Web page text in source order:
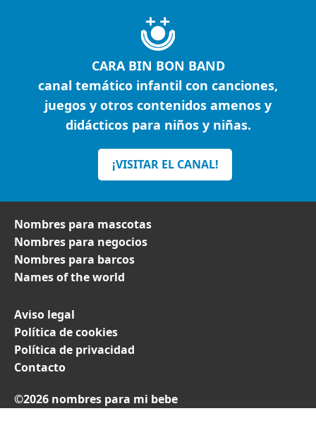
CARA BIN BON BAND
canal temático infantil con canciones,
juegos y otros contenidos amenos y
didácticos para niños y niñas.
¡VISITAR EL CANAL!
Nombres para mascotas
Nombres para negocios
Nombres para barcos
Names of the world
Aviso legal
Política de cookies
Política de privacidad
Contacto
©2026 nombres para mi bebe